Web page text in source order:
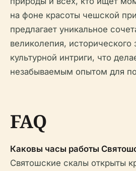
на фоне красоты чешской
предлагает уникальное
великолепия, исторического
культурной интриги, что
незабываемым опытом для
FAQ
Каковы часы работы
Святошские скалы открыты